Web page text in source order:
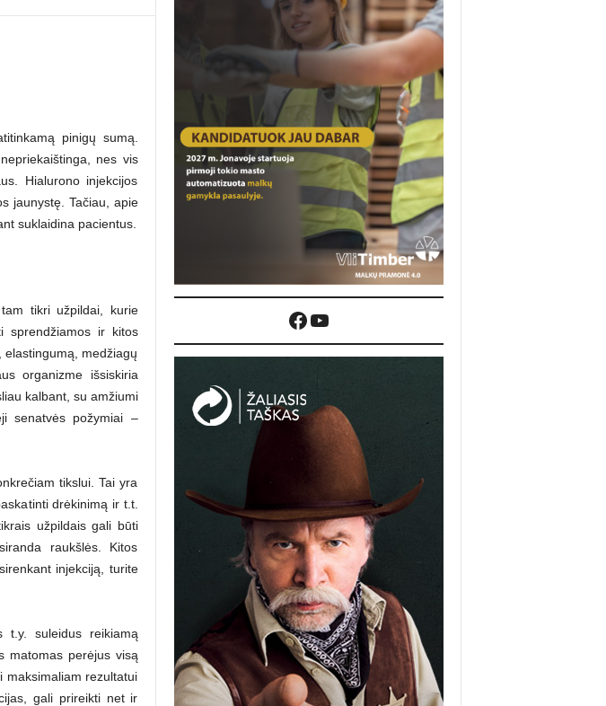
pinigų sumą.
nes vis
Hialurono injekcijos
jaunystę. Tačiau, apie
suklaidina pacientus.
tikri užpildai, kurie
sprendžiamos ir kitos
medžiagų
organizme išsiskiria
kalbant, su amžiumi
senatvės požymiai –
tikslui. Tai yra
drėkinimą ir t.t.
užpildais gali būti
raukšlės. Kitos
injekciją, turite
t.y. suleidus reikiamą
matomas perėjus visą
maksimaliam rezultatui
gali prireikti net ir
Facebook
YouTube